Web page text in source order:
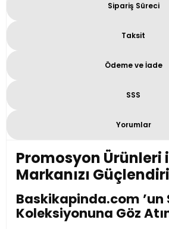
Sipariş Süreci
Taksit
Ödeme ve İade
SSS
Yorumlar
Promosyon Ürünleri
Markanızı
Baskikapinda.com ’un
Koleksiyonuna Göz